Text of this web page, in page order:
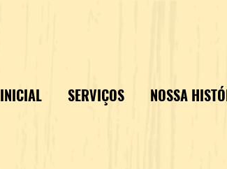
SERVIÇOS NOSSA